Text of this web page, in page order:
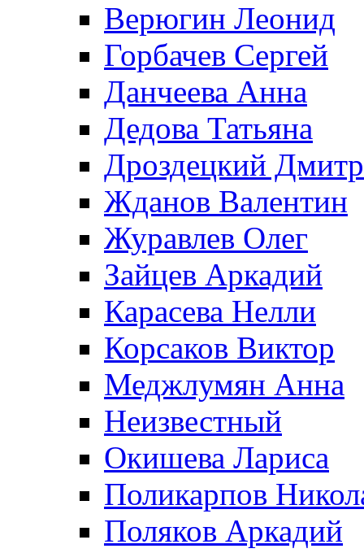
Верюгин Леонид
Горбачев Сергей
Данчеева Анна
Дедова Татьяна
Дроздецкий
Жданов Валентин
Журавлев Олег
Зайцев Аркадий
Карасева Нелли
Корсаков Виктор
Меджлумян Анна
Неизвестный
Окишева Лариса
Поликарпов
Поляков Аркадий